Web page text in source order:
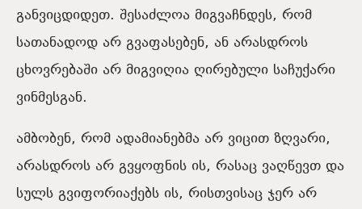
განვიცდიდეთ. შესაძლოა მიგვაჩნდეს, რომ
სათანადოდ არ გვაფასებენ, ან არასდროს
ცხოვრებაში არ მიგვიღია ღირებული საჩუქარი
ვინმესგან.
ამბობენ, რომ ადამიანებმა არ ვიცით ზღვარი,
არასდროს არ გვყოფნის ის, რასაც ვაღწევთ და
სულს გვიფორიაქებს ის, რისთვისაც ჯერ არ